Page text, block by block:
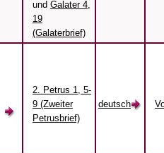
und Galater 4,
19
(Galaterbrief)
2. Petrus 1, 5-
9 (Zweiter
Petrusbrief)
deutsch